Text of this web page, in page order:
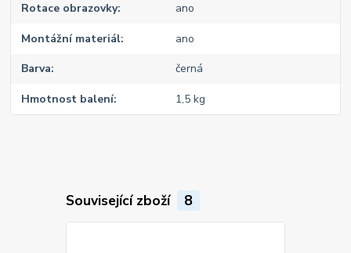
Rotace obrazovky ano
Montážní materiál ano
Barva černá
Hmotnost balení 1,5 kg
Související zboží 8